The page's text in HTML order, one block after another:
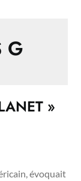
G
»
évoquait